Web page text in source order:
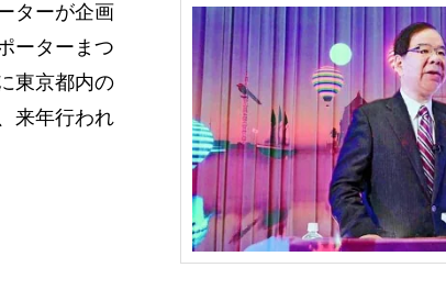
ターが企画
ーターまつ
東京都内の
来年行われ